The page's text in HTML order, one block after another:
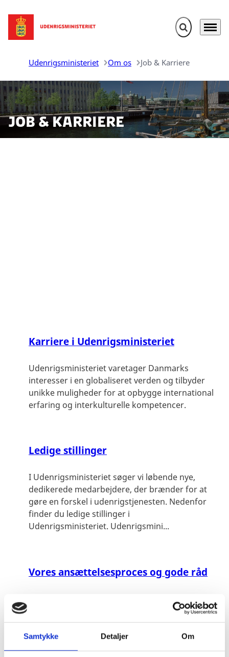
Samtykke Detaljer Om
Gå til forsiden Fold søgefelt
Menu
Udenrigsministeriet Om os Job & Karriere
Job & Karriere
Karriere i Udenrigsministeriet
Udenrigsministeriet varetager Danmarks
interesser i en globaliseret verden og tilbyder
unikke muligheder for at opbygge international
erfaring og interkulturelle kompetencer.
Ledige stillinger
I Udenrigsministeriet søger vi løbende nye,
dedikerede medarbejdere, der brænder for at
gøre en forskel i udenrigstjenesten. Nedenfor
finder du ledige stillinger i
Udenrigsministeriet. Udenrigsmini...
Vores ansættelsesproces og gode råd
Vores rekrutteringsproces kan variere afhængigt
af, hvilken stilling, der skal besættes.I din
ansøgning er det helhedsindtrykket af dig, både
fagligt og personligt, der afgør, om vi finder det
rele...